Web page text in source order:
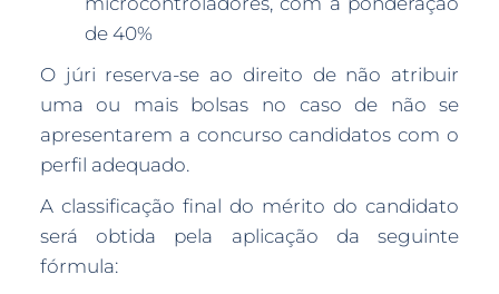
de 40%
O júri reserva-se ao direito de não atribuir
uma ou mais bolsas no caso de não se
apresentarem a concurso candidatos com o
perfil adequado.
A classificação final do mérito do candidato
será obtida pela aplicação da seguinte
fórmula: